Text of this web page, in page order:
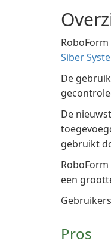
Siber
De
De
gebruikt
een
Pros